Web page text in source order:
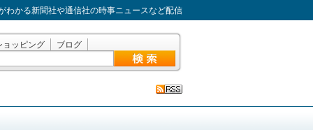
わかる新聞社や通信社の時事ニュースなど配信
ョッピング ブログ